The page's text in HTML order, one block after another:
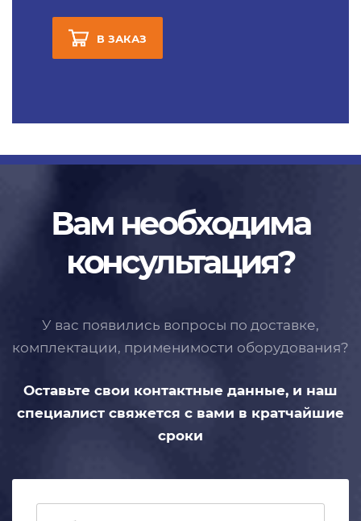
В ЗАКАЗ
Вам необходима
консультация?
У вас появились вопросы по доставке,
комплектации, применимости оборудования?
Оставьте свои контактные данные, и наш
специалист свяжется с вами в кратчайшие
сроки